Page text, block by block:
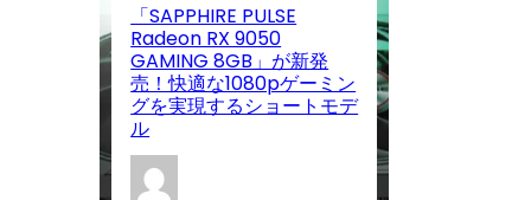
「SAPPHIRE PULSE
Radeon RX 9050
GAMING 8GB」が新発
売！快適な1080pゲーミン
グを実現するショートモデ
ル